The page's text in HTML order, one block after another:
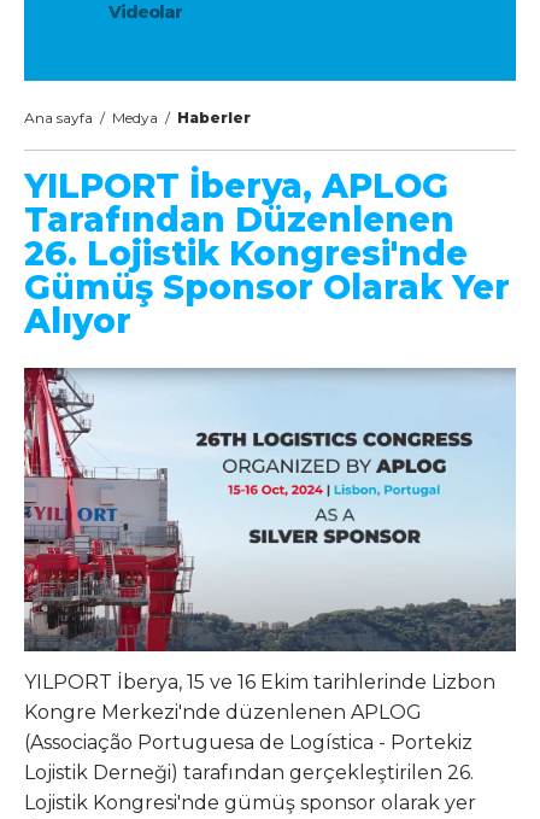
Videolar
Ana sayfa / Medya /Haberler
YILPORT İberya, APLOG
Tarafından Düzenlenen
26. Lojistik Kongresi'nde
Gümüş Sponsor Olarak Yer
Alıyor
YILPORT İberya, 15 ve 16 Ekim tarihlerinde Lizbon
Kongre Merkezi'nde düzenlenen APLOG
(Associação Portuguesa de Logística - Portekiz
Lojistik Derneği) tarafından gerçekleştirilen 26.
Lojistik Kongresi'nde gümüş sponsor olarak yer